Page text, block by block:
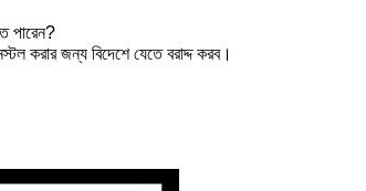
পারেন?
করার জন্য বিদেশে যেতে বরাদ্দ করব।